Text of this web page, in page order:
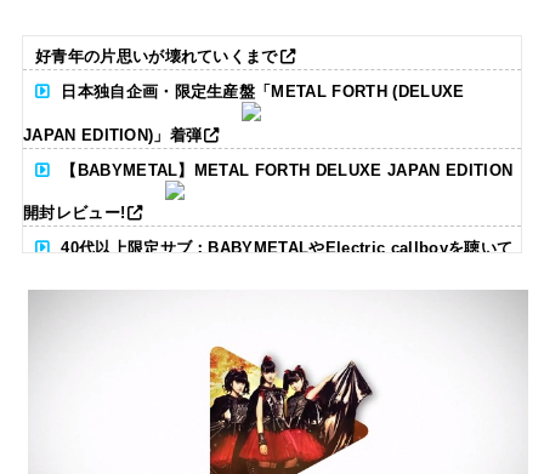
好青年の片思いが壊れていくまで
日本独自企画・限定生産盤「METAL FORTH (DELUXE
JAPAN EDITION)」着弾
【BABYMETAL】METAL FORTH DELUXE JAPAN EDITION
開封レビュー!
40代以上限定サブ：BABYMETALやElectric callboyを聴いて
る人いる？ 【海外の反応】
BABYMETAL「CANNONBALL外伝」グッズ販売決定
タワーレコード新宿店にてBABYMETALのパネル展が開催中
Powered by livedoor 相互RSS